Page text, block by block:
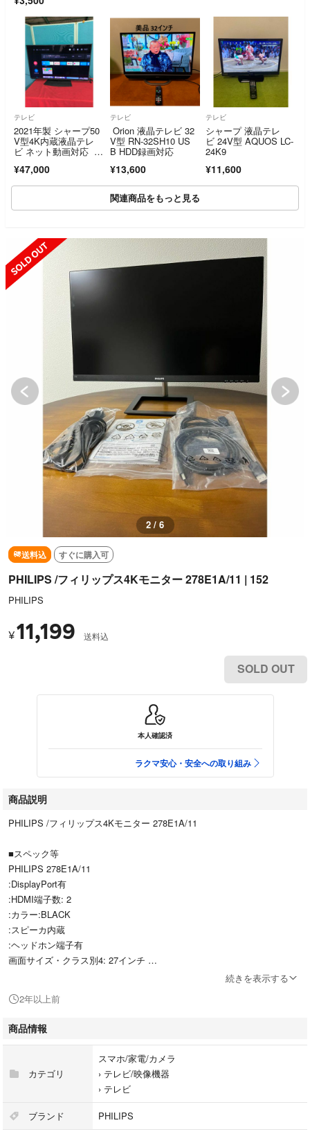
テレビ
2021年製 シャープ50
V型4K内蔵液晶テレ
ビ ネット動画対応 4
¥47,000
テレビ
Orion 液晶テレビ 32
V型 RN-32SH10 US
B HDD録画対応
¥13,600
テレビ
シャープ 液晶テレ
ビ 24V型 AQUOS LC-
24K9
¥11,600
関連商品をもっと見る
2 / 6
送料込 すぐに購入可
PHILIPS /フィリップス4Kモニター 278E1A/11 | 152
PHILIPS
¥11,199 送料込
SOLD OUT
本人確認済
ラクマ安心・安全への取り組み
商品説明
PHILIPS /フィリップス4Kモニター 278E1A/11
■スペック等
PHILIPS 278E1A/11
:DisplayPort有
:HDMI端子数: 2
:カラー:BLACK
:スピーカ内蔵
:ヘッドホン端子有
画面サイズ・クラス別4: 27インチ
本体、ACアダプター、外箱の出品です。
概ねきれいな商品ですが、まれに写真6枚目のような縦線が点滅すること
液晶画面に傷は見当たりません。
続きを表示する
2年以上前
商品情報
カテゴリ
スマホ/家電/カメラ
› テレビ/映像機器
› テレビ
ブランド PHILIPS